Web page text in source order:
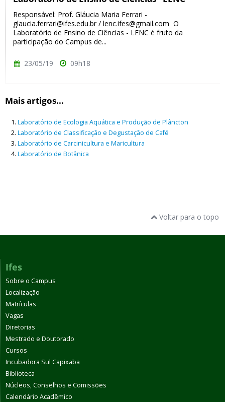
Responsável: Prof. Gláucia Maria Ferrari -
glaucia.ferrari@ifes.edu.br / lenc.ifes@gmail.com O
Laboratório de Ensino de Ciências - LENC é fruto da
participação do Campus de...
23/05/19 09h18
Mais artigos...
Laboratório de Ecologia Aquática e Produção de Plâncton
Laboratório de Classificação e Degustação de Café
Laboratório de Carcinicultura e Maricultura
Laboratório de Botânica
Voltar para o topo
Ifes
Sobre o Campus
Localização
Matrículas
Vagas
Diretorias
Mestrado e Doutorado
Cursos
Incubadora Sul Capixaba
Biblioteca
Núcleos, Conselhos e Comissões
Calendário Acadêmico